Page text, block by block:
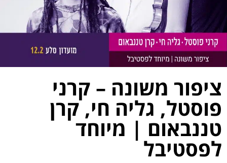
ציפור משונה – קרני
פוסטל, גליה חי, קרן
טננבאום | מיוחד
לפסטיבל